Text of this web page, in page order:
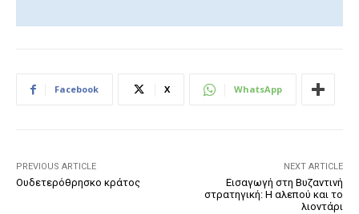
c
b
k
ss
n
tt
ail tF d
e
at
A
k
dI
Facebook X WhatsApp
PREVIOUS ARTICLE
Ουδετερόθρησκο κράτος
NEXT ARTICLE
Εισαγωγή στη Βυζαντινή
στρατηγική: Η αλεπού και το
λιοντάρι